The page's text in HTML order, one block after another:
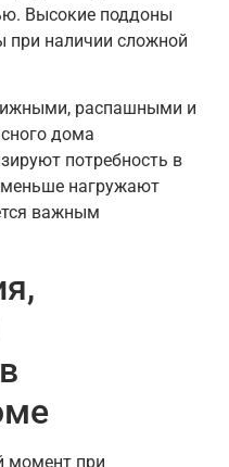
Высокие поддоны
при наличии сложной
распашными и
дома
потребность в
нагружают
важным
момент при